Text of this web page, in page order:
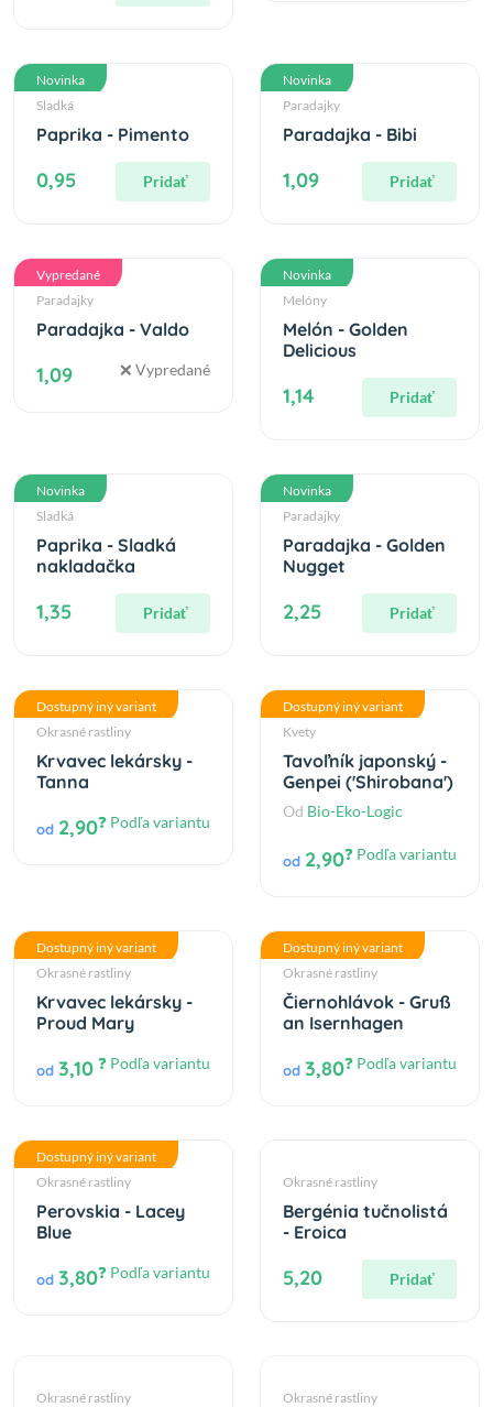
Novinka
Sladká
Paprika - Pimento
0,95 Pridať
Novinka
Paradajky
Paradajka - Bibi
1,09 Pridať
Vypredané
Paradajky
Paradajka - Valdo
1,09 ❌ Vypredané
Novinka
Melóny
Melón - Golden
Delicious
1,14 Pridať
Novinka
Sladká
Paprika - Sladká
nakladačka
1,35 Pridať
Novinka
Paradajky
Paradajka - Golden
Nugget
2,25 Pridať
Dostupný iný variant
Okrasné rastliny
Krvavec lekársky -
Tanna
od 2,90❓ Podľa variantu
Dostupný iný variant
Kvety
Tavoľník japonský -
Genpei ('Shirobana')
Od Bio-Eko-Logic
od 2,90❓ Podľa variantu
Dostupný iný variant
Okrasné rastliny
Krvavec lekársky -
Proud Mary
od 3,10 ❓ Podľa variantu
Dostupný iný variant
Okrasné rastliny
Čiernohlávok - Gruß
an Isernhagen
od 3,80❓ Podľa variantu
Dostupný iný variant
Okrasné rastliny
Perovskia - Lacey
Blue
od 3,80❓ Podľa variantu
Okrasné rastliny
Bergénia tučnolistá
- Eroica
5,20 Pridať
Okrasné rastliny Okrasné rastliny